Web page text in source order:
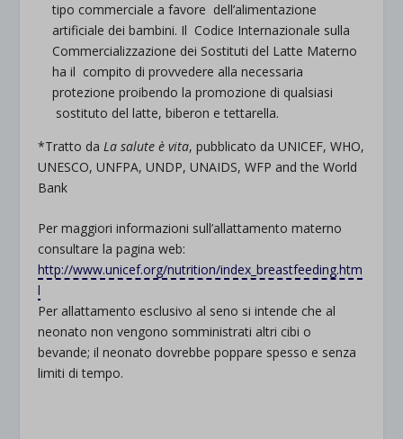
tipo commerciale a favore dell’alimentazione
artificiale dei bambini. Il Codice Internazionale sulla
Commercializzazione dei Sostituti del Latte Materno
ha il compito di provvedere alla necessaria
protezione proibendo la promozione di qualsiasi
sostituto del latte, biberon e tettarella.
*Tratto daLa salute è vita, pubblicato da UNICEF, WHO,
UNESCO, UNFPA, UNDP, UNAIDS, WFP and the World
Bank
Per maggiori informazioni sull’allattamento materno
consultare la pagina web:
http://www.unicef.org/nutrition/index_breastfeeding.htm
l
Per allattamento esclusivo al seno si intende che al
neonato non vengono somministrati altri cibi o
bevande; il neonato dovrebbe poppare spesso e senza
limiti di tempo.